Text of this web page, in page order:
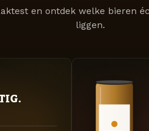
en ontdek welke bieren
liggen.